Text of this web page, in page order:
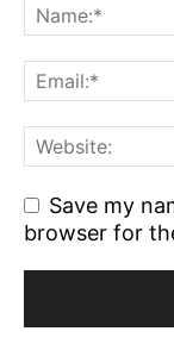
Save my
browser for